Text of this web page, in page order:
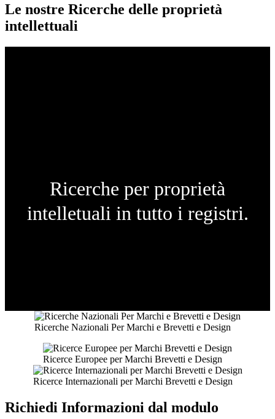
Le nostre Ricerche delle proprietà
intellettuali
Ricerche per proprietà
intelletuali in tutto i registri.
Ricerche Nazionali Per Marchi e Brevetti e Design
Ricerce Europee per Marchi Brevetti e Design
Ricerce Internazionali per Marchi Brevetti e Design
Richiedi Informazioni dal modulo